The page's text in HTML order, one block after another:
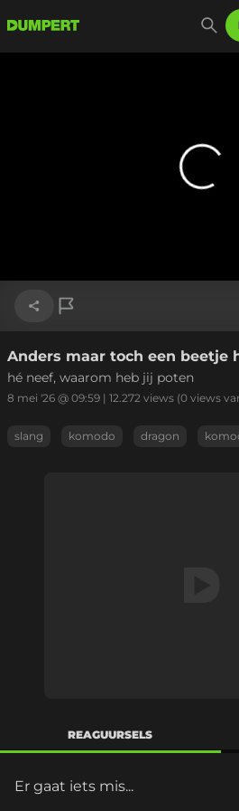
Link kopiëren
Anders maar toch een beetje
hé neef, waarom heb jij poten
8 mei '26 @ 09:59 | 12.272 views (0 views
slang komodo dragon
REAGUURSELS
Er gaat iets mis...